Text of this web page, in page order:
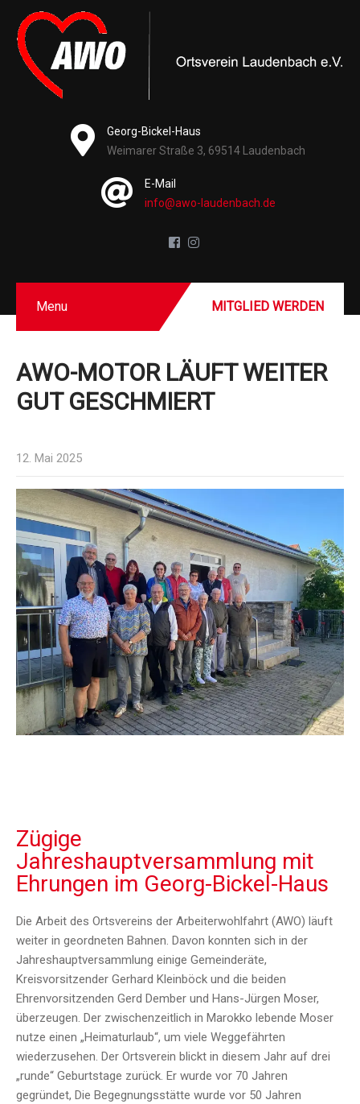
Georg-Bickel-Haus
Weimarer Straße 3, 69514 Laudenbach
E-Mail
info@awo-laudenbach.de
Menu MITGLIED WERDEN
AWO-MOTOR LÄUFT WEITER
GUT GESCHMIERT
12. Mai 2025
Zügige
Jahreshauptversammlung mit
Ehrungen im Georg-Bickel-Haus
Die Arbeit des Ortsvereins der Arbeiterwohlfahrt (AWO) läuft
weiter in geordneten Bahnen. Davon konnten sich in der
Jahreshauptversammlung einige Gemeinderäte,
Kreisvorsitzender Gerhard Kleinböck und die beiden
Ehrenvorsitzenden Gerd Dember und Hans-Jürgen Moser,
überzeugen. Der zwischenzeitlich in Marokko lebende Moser
nutze einen „Heimaturlaub“, um viele Weggefährten
wiederzusehen. Der Ortsverein blickt in diesem Jahr auf drei
„runde“ Geburtstage zurück. Er wurde vor 70 Jahren
gegründet, Die Begegnungsstätte wurde vor 50 Jahren